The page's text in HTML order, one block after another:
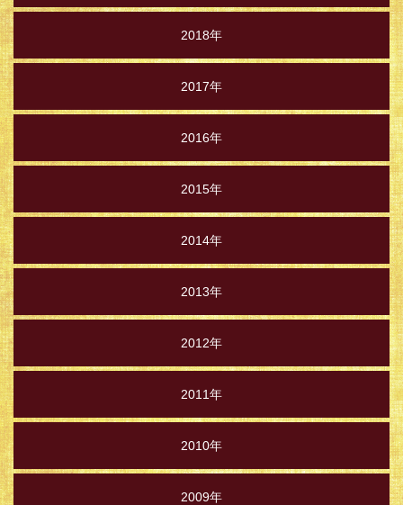
2018年
2017年
2016年
2015年
2014年
2013年
2012年
2011年
2010年
2009年